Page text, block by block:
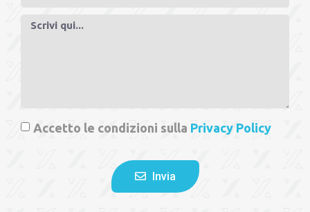
Accetto le condizioni sulla Privacy Policy
Invia